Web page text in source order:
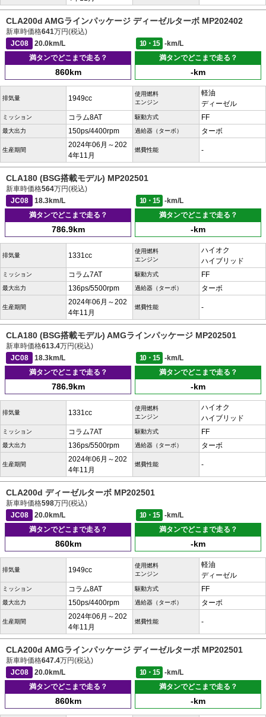
CLA200d AMGラインパッケージ ディーゼルターボ MP202402
新車時価格641万円(税込)
JC08
20.0km/L 10・15
-km/L
満タンでどこまで走る？
860km
満タンでどこまで走る？
-km
排気量 1949cc
使用燃料
エンジン
軽油
ディーゼル
ミッション コラム8AT 駆動方式 FF
最大出力 150ps/4400rpm 過給器（ターボ） ターボ
生産期間
2024年06月～202
4年11月
燃費性能 -
CLA180 (BSG搭載モデル) MP202501
新車時価格564万円(税込)
JC08
18.3km/L 10・15
-km/L
満タンでどこまで走る？
786.9km
満タンでどこまで走る？
-km
排気量 1331cc
使用燃料
エンジン
ハイオク
ハイブリッド
ミッション コラム7AT 駆動方式 FF
最大出力 136ps/5500rpm 過給器（ターボ） ターボ
生産期間
2024年06月～202
4年11月
燃費性能 -
CLA180 (BSG搭載モデル) AMGラインパッケージ MP202501
新車時価格613.4万円(税込)
JC08
18.3km/L 10・15
-km/L
満タンでどこまで走る？
786.9km
満タンでどこまで走る？
-km
排気量 1331cc
使用燃料
エンジン
ハイオク
ハイブリッド
ミッション コラム7AT 駆動方式 FF
最大出力 136ps/5500rpm 過給器（ターボ） ターボ
生産期間
2024年06月～202
4年11月
燃費性能 -
CLA200d ディーゼルターボ MP202501
新車時価格598万円(税込)
JC08
20.0km/L 10・15
-km/L
満タンでどこまで走る？
860km
満タンでどこまで走る？
-km
排気量 1949cc
使用燃料
エンジン
軽油
ディーゼル
ミッション コラム8AT 駆動方式 FF
最大出力 150ps/4400rpm 過給器（ターボ） ターボ
生産期間
2024年06月～202
4年11月
燃費性能 -
CLA200d AMGラインパッケージ ディーゼルターボ MP202501
新車時価格647.4万円(税込)
JC08
20.0km/L 10・15
-km/L
満タンでどこまで走る？
860km
満タンでどこまで走る？
-km